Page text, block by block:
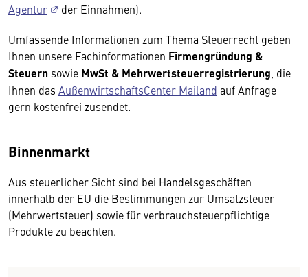
Agentur
der Einnahmen).
Umfassende Informationen zum Thema Steuerrecht geben
Ihnen unsere Fachinformationen Firmengründung &
Steuern sowie MwSt & Mehrwertsteuerregistrierung , die
Ihnen das AußenwirtschaftsCenter Mailand auf Anfrage
gern kostenfrei zusendet.
Binnenmarkt
Aus steuerlicher Sicht sind bei Handelsgeschäften
innerhalb der EU die Bestimmungen zur Umsatzsteuer
(Mehrwertsteuer) sowie für verbrauchsteuerpflichtige
Produkte zu beachten.